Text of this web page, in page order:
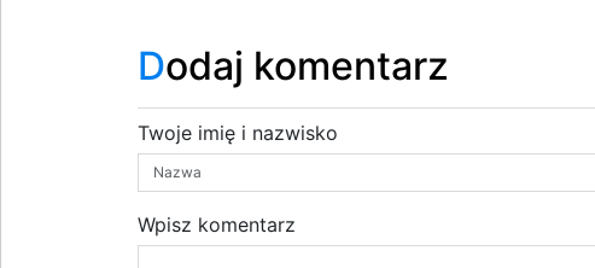
Dodaj komentarz
Twoje imię i nazwisko
Wpisz komentarz